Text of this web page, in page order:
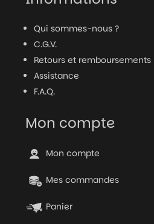
Qui sommes-nous ?
C.G.V.
Retours et remboursements
Assistance
F.A.Q.
Mon compte
Mon compte
Mes commandes
Panier